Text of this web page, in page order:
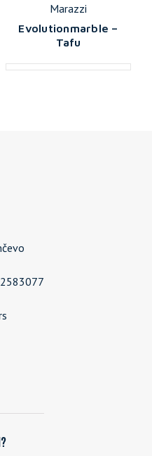
Marazzi
Evolutionmarble –
Tafu